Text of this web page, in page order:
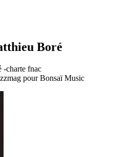
Boré
-charte fnac
pour Bonsaï Music